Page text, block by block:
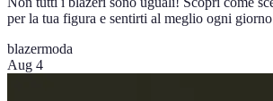
per la tua figura e sentirti al meglio ogni
blazermoda
Aug 4